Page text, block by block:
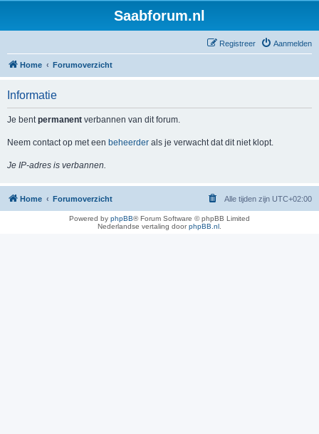
Saabforum.nl
Aanmelden
Registreer
Home Forumoverzicht
Informatie
Je bentpermanent verbannen van dit forum.
Neem contact op met een beheerder als je verwacht dat dit niet klopt.
Je IP-adres is verbannen.
Home Forumoverzicht Alle tijden zijn UTC+02:00
Powered by phpBB® Forum Software © phpBB Limited
Nederlandse vertaling doorphpBB.nl